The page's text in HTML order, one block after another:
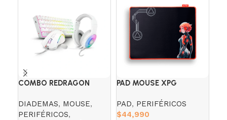
COMBO REDRAGON
ESSENTIALS
DIADEMAS, MOUSE,
PERIFÉRICOS,
PAD MOUSE XPG
PAD, PERIFÉRICOS
$44,990